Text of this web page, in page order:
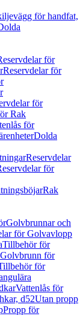
för handfat,
för
Reservdelar för
för
Rak
för
Dolda
Reservdelar
för
Rak
Golvbrunnar och
för Golvavlopp
Tillbehör för
för
för
Vattenlås för
d52Utan propp
Propp för